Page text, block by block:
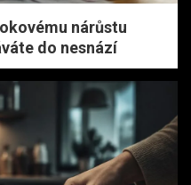
nárůstu
do nesnází